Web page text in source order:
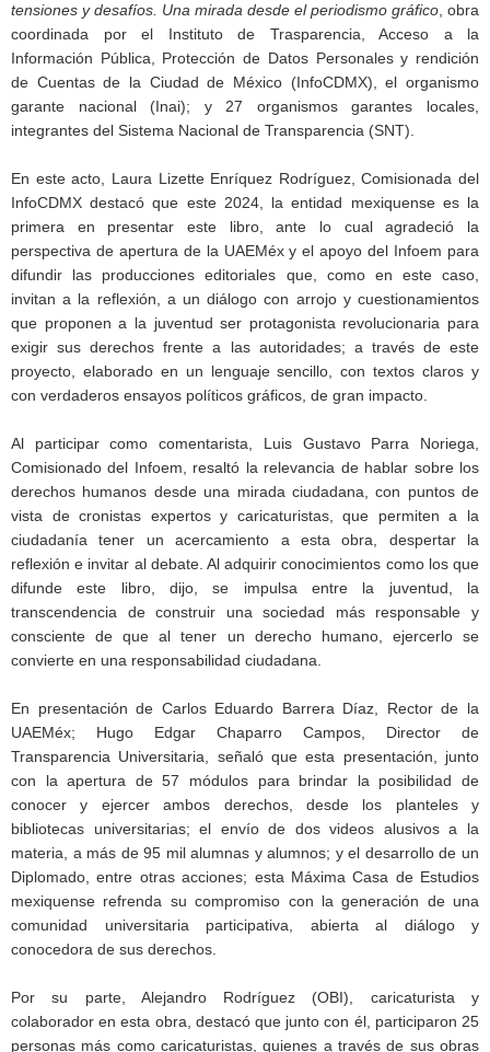
tensiones y desafíos. Una mirada desde el periodismo gráfico, obra
coordinada por el Instituto de Trasparencia, Acceso a la
Información Pública, Protección de Datos Personales y rendición
de Cuentas de la Ciudad de México (InfoCDMX), el organismo
garante nacional (Inai); y 27 organismos garantes locales,
integrantes del Sistema Nacional de Transparencia (SNT).
En este acto, Laura Lizette Enríquez Rodríguez, Comisionada del
InfoCDMX destacó que este 2024, la entidad mexiquense es la
primera en presentar este libro, ante lo cual agradeció la
perspectiva de apertura de la UAEMéx y el apoyo del Infoem para
difundir las producciones editoriales que, como en este caso,
invitan a la reflexión, a un diálogo con arrojo y cuestionamientos
que proponen a la juventud ser protagonista revolucionaria para
exigir sus derechos frente a las autoridades; a través de este
proyecto, elaborado en un lenguaje sencillo, con textos claros y
con verdaderos ensayos políticos gráficos, de gran impacto.
Al participar como comentarista, Luis Gustavo Parra Noriega,
Comisionado del Infoem, resaltó la relevancia de hablar sobre los
derechos humanos desde una mirada ciudadana, con puntos de
vista de cronistas expertos y caricaturistas, que permiten a la
ciudadanía tener un acercamiento a esta obra, despertar la
reflexión e invitar al debate. Al adquirir conocimientos como los que
difunde este libro, dijo, se impulsa entre la juventud, la
transcendencia de construir una sociedad más responsable y
consciente de que al tener un derecho humano, ejercerlo se
convierte en una responsabilidad ciudadana.
En presentación de Carlos Eduardo Barrera Díaz, Rector de la
UAEMéx; Hugo Edgar Chaparro Campos, Director de
Transparencia Universitaria, señaló que esta presentación, junto
con la apertura de 57 módulos para brindar la posibilidad de
conocer y ejercer ambos derechos, desde los planteles y
bibliotecas universitarias; el envío de dos videos alusivos a la
materia, a más de 95 mil alumnas y alumnos; y el desarrollo de un
Diplomado, entre otras acciones; esta Máxima Casa de Estudios
mexiquense refrenda su compromiso con la generación de una
comunidad universitaria participativa, abierta al diálogo y
conocedora de sus derechos.
Por su parte, Alejandro Rodríguez (OBI), caricaturista y
colaborador en esta obra, destacó que junto con él, participaron 25
personas más como caricaturistas, quienes a través de sus obras